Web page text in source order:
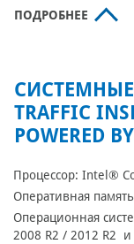
ПОДРОБНЕЕ
TRAFFIC
POWERED
Процессор: Intel®
Оперативная
Операционная
2008 R2 / 2012 R2